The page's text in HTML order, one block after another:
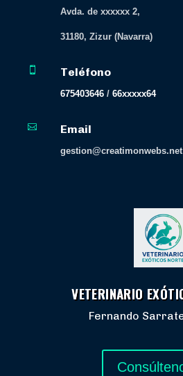
Avda. de xxxxxx 2,
31180, Zizur (Navarra)
Teléfono
675403646 /66xxxxx64
 Email
gestion@creatimonwebs.net
VETERINARIO
Fernando